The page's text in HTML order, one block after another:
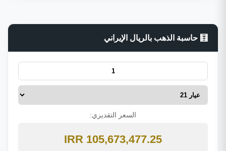
🧮 حاسبة الذهب بالريال الإيراني
السعر التقديري:
105,673,477.25 IRR